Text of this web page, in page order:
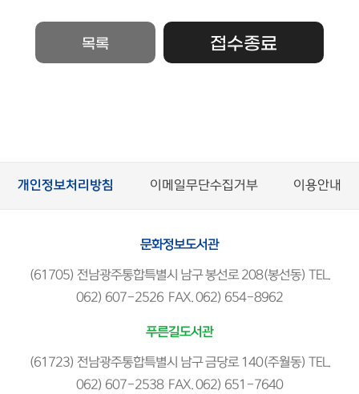
목록 접수종료
개인정보처리방침 이메일무단수집거부 이용안내
문화정보도서관
(61705) 전남광주통합특별시 남구 봉선로 208(봉선동) TEL.
062) 607-2526 FAX. 062) 654-8962
푸른길도서관
(61723) 전남광주통합특별시 남구 금당로 140(주월동) TEL.
062) 607-2538 FAX. 062) 651-7640